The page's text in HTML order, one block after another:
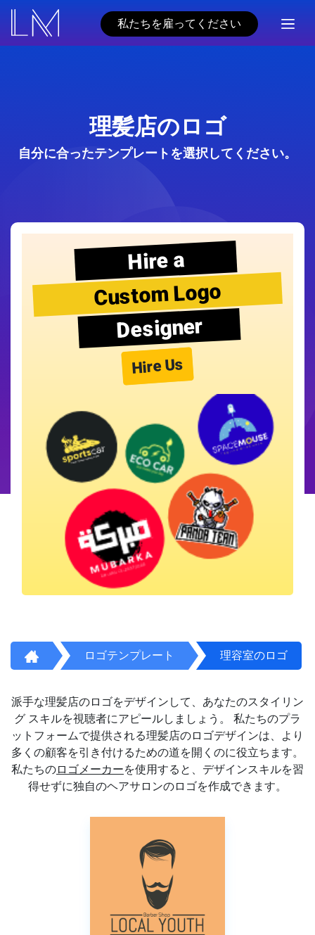
私たちを雇ってください
理髪店のロゴ
自分に合ったテンプレートを選択してください。
Hire a
Custom Logo
Designer
Hire Us
ロゴテンプレート 理容室のロゴ
派手な理髪店のロゴをデザインして、あなたのスタイリン
グ スキルを視聴者にアピールしましょう。 私たちのプラ
ットフォームで提供される理髪店のロゴデザインは、より
多くの顧客を引き付けるための道を開くのに役立ちます。
私たちのロゴメーカーを使用すると、デザインスキルを習
得せずに独自のヘアサロンのロゴを作成できます。